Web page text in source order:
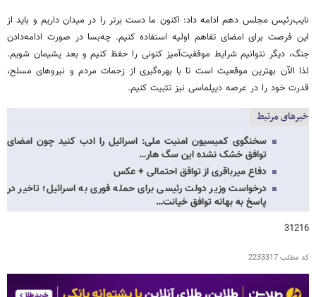
نایب‌رئیس مجلس دهم ادامه داد: اکنون ما دست برتر را در میدان داریم و باید از
این فرصت برای امضای تفاهم اولیه استفاده کنیم. چه‌بسا در صورت ادامه‌دادن
جنگ، دیگر نتوانیم شرایط موفقیت‌آمیز کنونی را حفظ کنیم و بعد پشیمان شویم.
لذا الآن بهترین موقعیت است تا با بهره‌گیری از زحمات مردم و نیروهای مسلح،
قدرت خود را در عرصه دیپلماسی نیز تثبیت کنیم.
خبرهای مرتبط
سخنگوی کمیسیون امنیت ملی: اسرائیل را ادب کنید چون امضای
توافق خشک نشده این سگ هار…
دفاع میرباقری از توافق احتمالی + عکس
درخواست وزیر دولت رئیسی برای حمله فوری به اسرائیل؛ تاخیر در
پاسخ به بهانه توافق خیانت…
31216
کد مطلب2233317